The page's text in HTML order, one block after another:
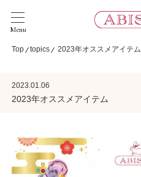
Menu
Top topics 2023年オススメアイテム
2023.01.06
2023年オススメアイテム